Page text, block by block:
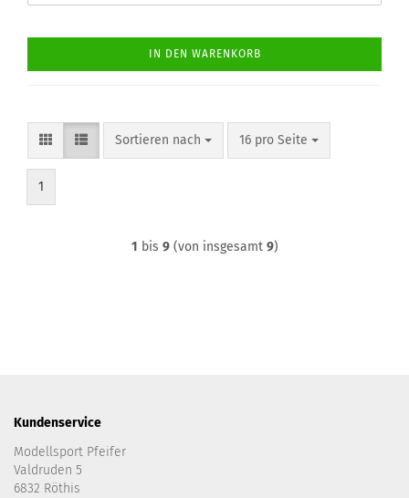
IN DEN WARENKORB
Sortieren nach
Sortieren nach 16 pro Seite
pro Seite
1
1 bis 9(von insgesamt 9)
Kundenservice
Modellsport Pfeifer
Valdruden 5
6832 Röthis